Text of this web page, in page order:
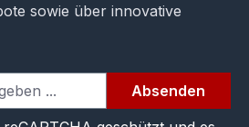
sowie über innovative
Absenden